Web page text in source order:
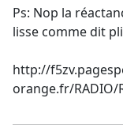
Ps: Nop la
lisse comme dit
http://
orange.fr/RADIO/